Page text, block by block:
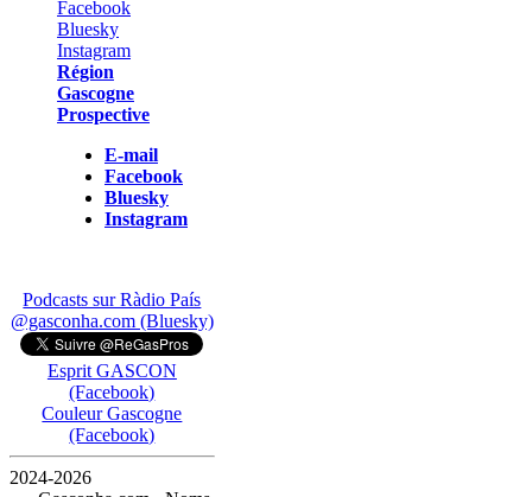
Région
Gascogne
Prospective
E-mail
Facebook
Bluesky
Instagram
Podcasts sur Ràdio País
@gasconha.com (Bluesky)
Esprit GASCON
(Facebook)
Couleur Gascogne
(Facebook)
2024-2026